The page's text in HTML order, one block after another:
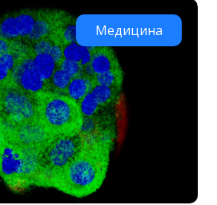
Медицина